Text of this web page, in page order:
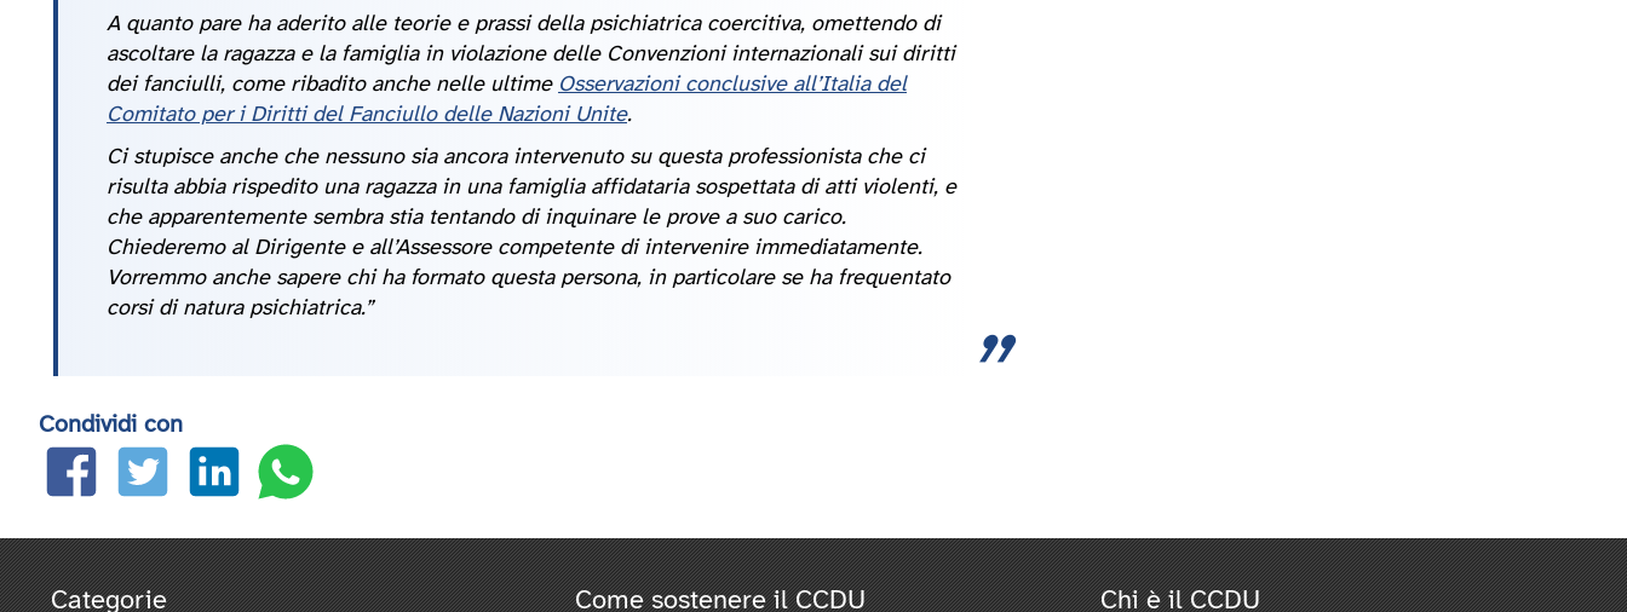
A quanto pare ha aderito alle teorie e prassi della psichiatrica coercitiva, omettendo di
ascoltare la ragazza e la famiglia in violazione delle Convenzioni internazionali sui diritti
dei fanciulli, come ribadito anche nelle ultime Osservazioni conclusive all’Italia del
Comitato per i Diritti del Fanciullo delle Nazioni Unite.
Ci stupisce anche che nessuno sia ancora intervenuto su questa professionista che ci
risulta abbia rispedito una ragazza in una famiglia affidataria sospettata di atti violenti, e
che apparentemente sembra stia tentando di inquinare le prove a suo carico.
Chiederemo al Dirigente e all’Assessore competente di intervenire immediatamente.
Vorremmo anche sapere chi ha formato questa persona, in particolare se ha frequentato
corsi di natura psichiatrica.”
Condividi con
Categorie Come sostenere il CCDU Chi è il CCDU